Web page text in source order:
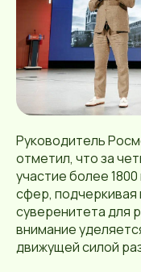
Руководитель
отметил, что за
участие более
сфер, подчеркивая
суверенитета для
внимание
движущей силой